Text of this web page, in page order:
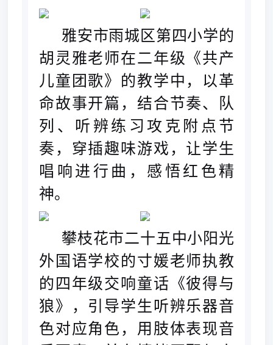
雅安市雨城区第四小学的
胡灵雅老师在二年级《共产
儿童团歌》的教学中， 以革
命故事开篇，结合节奏、队
列、听辨练习攻克附点节
奏，穿插趣味游戏，让学生
唱响进行曲，感悟红色精
神。
攀枝花市二十五中小阳光
外国语学校的寸媛老师执教
的四年级交响童话《彼得与
狼》， 引导学生听辨乐器音
色对应角色，用肢体表现音